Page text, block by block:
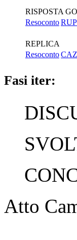
RISPOSTA
Resoconto
REPLICA
Resoconto
Fasi iter:
Atto